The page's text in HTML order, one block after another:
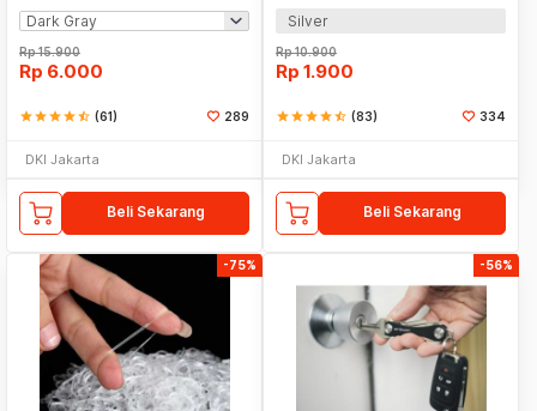
Rp15.900
Rp 6.000
starstarstarstarstar_half (61) 289
DKI Jakarta
Beli Sekarang
Silver
Rp10.900
Rp 1.900
starstarstarstarstar_half (83) 334
DKI Jakarta
Beli Sekarang
-75% -56%